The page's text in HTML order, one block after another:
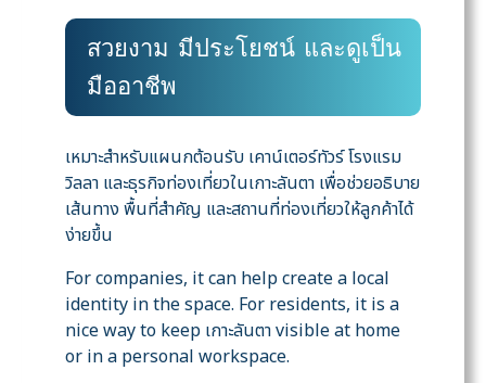
สวยงาม มีประโยชน์ และดูเป็น
มืออาชีพ
เหมาะสำหรับแผนกต้อนรับ เคาน์เตอร์ทัวร์ โรงแรม
วิลลา และธุรกิจท่องเที่ยวในเกาะลันตา เพื่อช่วยอธิบาย
เส้นทาง พื้นที่สำคัญ และสถานที่ท่องเที่ยวให้ลูกค้าได้
ง่ายขึ้น
For companies, it can help create a local
identity in the space. For residents, it is a
nice way to keep เกาะลันตา visible at home
or in a personal workspace.